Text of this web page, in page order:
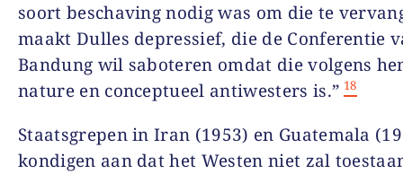
soort beschaving nodig was om die te
maakt Dulles depressief, die de Conferentie
Bandung wil saboteren omdat die volgens
nature en conceptueel antiwesters is.” 18
Staatsgrepen in Iran (1953) en Guatemala
kondigen aan dat het Westen niet zal